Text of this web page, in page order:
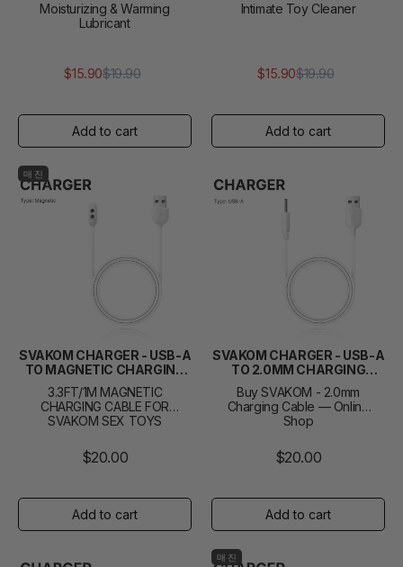
Moisturizing & Warming
Lubricant
$15.90정
판
$19.90
Intimate Toy Cleaner
$15.90정
판
$19.90
매진
SVAKOM CHARGER - USB-A
TO MAGNETIC CHARGING
CABLE
3.3FT/1M MAGNETIC
CHARGING CABLE FOR
SVAKOM SEX TOYS
$20.00
SVAKOM CHARGER - USB-A
TO 2.0MM CHARGING
CABLE
Buy SVAKOM - 2.0mm
Charging Cable — Online
Shop
$20.00
매진